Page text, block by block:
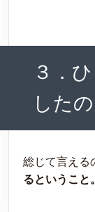
３．
した
総じて言える
るということ。